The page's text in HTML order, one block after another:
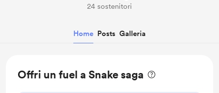
24 sostenitori
Home Posts Galleria
Offri un fuel a Snake saga